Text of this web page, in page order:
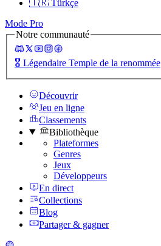
🇹🇷 Türkçe
Mode Pro
Notre communauté
🎖️ Légendaire Temple de la renommée
Découvrir
Jeu en ligne
Classements
Bibliothèque
Plateformes
Genres
Jeux
Développeurs
En direct
Collections
Blog
Partager & gagner